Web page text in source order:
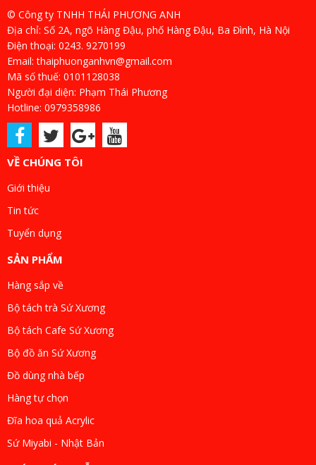
© Công ty TNHH THÁI PHƯƠNG ANH
Địa chỉ: Số 2A, ngõ Hàng Đậu, phố Hàng Đậu, Ba Đình, Hà Nội
Điện thoại: 0243. 9270199
Email: thaiphuonganhvn@gmail.com
Mã số thuế: 0101128038
Người đại diện: Phạm Thái Phương
Hotline: 0979358986
VỀ CHÚNG TÔI
Giới thiệu
Tin tức
Tuyển dụng
SẢN PHẨM
Hàng sắp về
Bộ tách trà Sứ Xương
Bộ tách Cafe Sứ Xương
Bộ đồ ăn Sứ Xương
Đồ dùng nhà bếp
Hàng tự chọn
Đĩa hoa quả Acrylic
Sứ Miyabi - Nhật Bản